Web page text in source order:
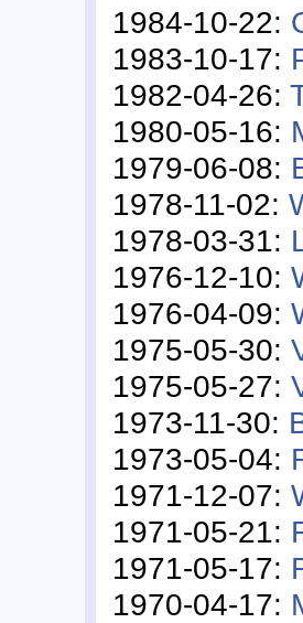
1984-10-22:
1983-10-17:
1982-04-26:
1980-05-16:
1979-06-08:
1978-11-02:
1978-03-31:
1976-12-10:
1976-04-09:
1975-05-30:
1975-05-27:
1973-11-30:
1973-05-04:
1971-12-07:
1971-05-21:
1971-05-17:
1970-04-17: